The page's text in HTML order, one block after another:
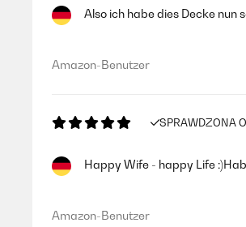
Also ich habe dies Decke nun
Amazon-Benutzer
SPRAWDZONA
Happy Wife - happy Life
Amazon-Benutzer